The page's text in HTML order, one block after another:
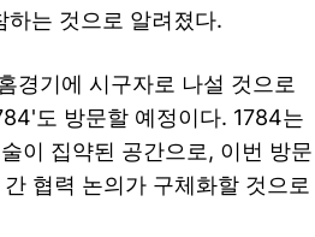
는 것으로 알려졌다.
경기에 시구자로 나설 것으로
도 방문할 예정이다. 1784는
이 집약된 공간으로, 이번 방문
협력 논의가 구체화할 것으로